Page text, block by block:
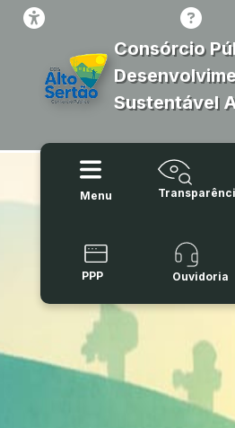
Consórcio
Sustentável
Menu
PPP Ouvidoria